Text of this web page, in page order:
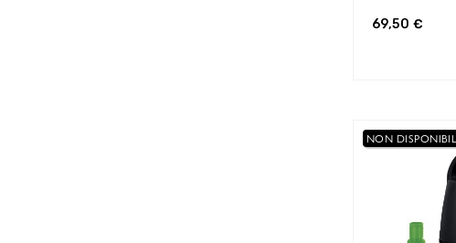
69,50 €
NON